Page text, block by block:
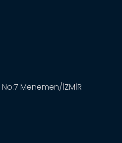
No:7 Menemen/İZMİR